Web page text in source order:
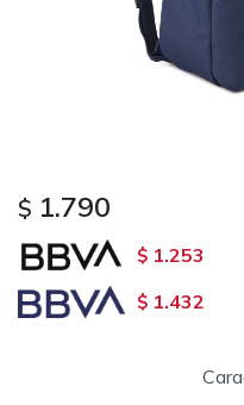
$ 1.790
$ 1.253
$ 1.432